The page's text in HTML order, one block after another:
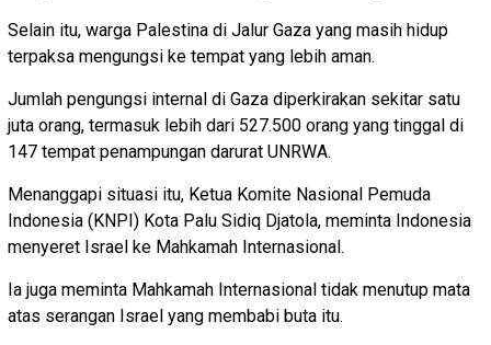
Selain itu, warga Palestina di Jalur Gaza yang masih hidup
terpaksa mengungsi ke tempat yang lebih aman.
Jumlah pengungsi internal di Gaza diperkirakan sekitar satu
juta orang, termasuk lebih dari 527.500 orang yang tinggal di
147 tempat penampungan darurat UNRWA.
Menanggapi situasi itu, Ketua Komite Nasional Pemuda
Indonesia (KNPI) Kota Palu Sidiq Djatola, meminta Indonesia
menyeret Israel ke Mahkamah Internasional.
Ia juga meminta Mahkamah Internasional tidak menutup mata
atas serangan Israel yang membabi buta itu.